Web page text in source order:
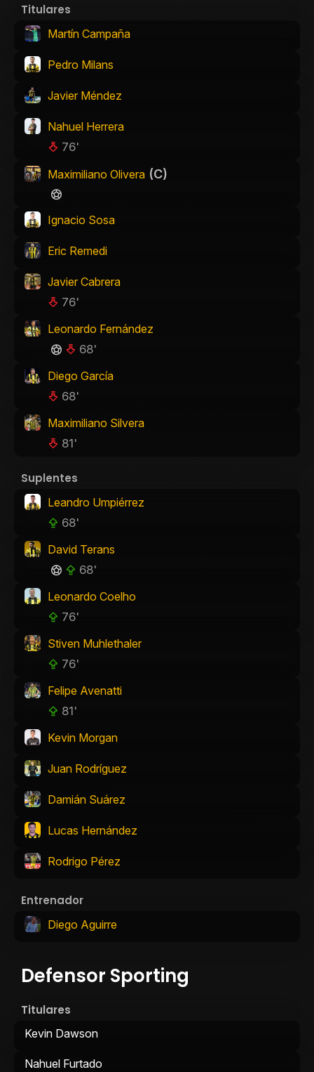
Titulares
Martín Campaña
Pedro Milans
Javier Méndez
Nahuel Herrera
76'
Maximiliano Olivera (C)
Ignacio Sosa
Eric Remedi
Javier Cabrera
76'
Leonardo Fernández
68'
Diego García
68'
Maximiliano Silvera
81'
Suplentes
Leandro Umpiérrez
68'
David Terans
68'
Leonardo Coelho
76'
Stiven Muhlethaler
76'
Felipe Avenatti
81'
Kevin Morgan
Juan Rodríguez
Damián Suárez
Lucas Hernández
Rodrigo Pérez
Entrenador
Diego Aguirre
Defensor Sporting
Titulares
Kevin Dawson
Nahuel Furtado